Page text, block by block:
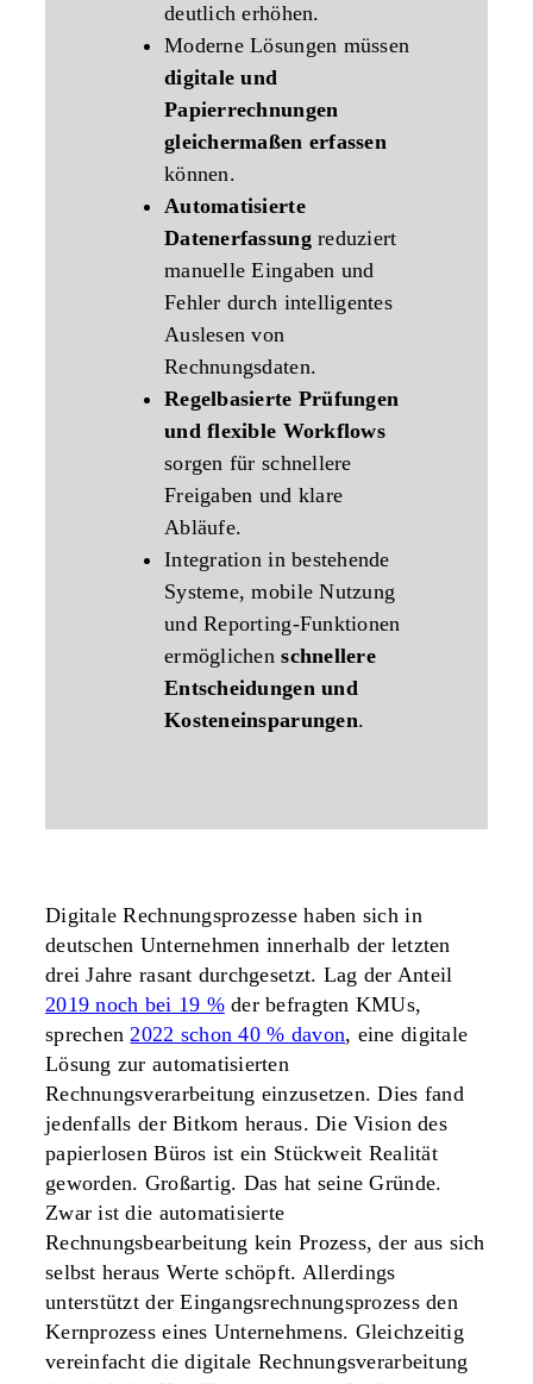
deutlich erhöhen.
Moderne Lösungen müssen
digitale und
Papierrechnungen
gleichermaßen erfassen
können.
Automatisierte
Datenerfassungreduziert
manuelle Eingaben und
Fehler durch intelligentes
Auslesen von
Rechnungsdaten.
Regelbasierte Prüfungen
und flexible Workflows
sorgen für schnellere
Freigaben und klare
Abläufe.
Integration in bestehende
Systeme, mobile Nutzung
und Reporting‑Funktionen
ermöglichenschnellere
Entscheidungen und
Kosteneinsparungen.
Digitale Rechnungsprozesse haben sich in
deutschen Unternehmen innerhalb der letzten
drei Jahre rasant durchgesetzt. Lag der Anteil
2019 noch bei 19 %der befragten KMUs,
sprechen2022 schon 40 % davon, eine digitale
Lösung zur automatisierten
Rechnungsverarbeitung einzusetzen. Dies fand
jedenfalls der Bitkom heraus. Die Vision des
papierlosen Büros ist ein Stückweit Realität
geworden. Großartig. Das hat seine Gründe.
Zwar ist die automatisierte
Rechnungsbearbeitung kein Prozess, der aus sich
selbst heraus Werte schöpft. Allerdings
unterstützt der Eingangsrechnungsprozess den
Kernprozess eines Unternehmens. Gleichzeitig
vereinfacht die digitale Rechnungsverarbeitung